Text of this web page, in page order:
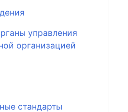
управления
организацией
стандарты